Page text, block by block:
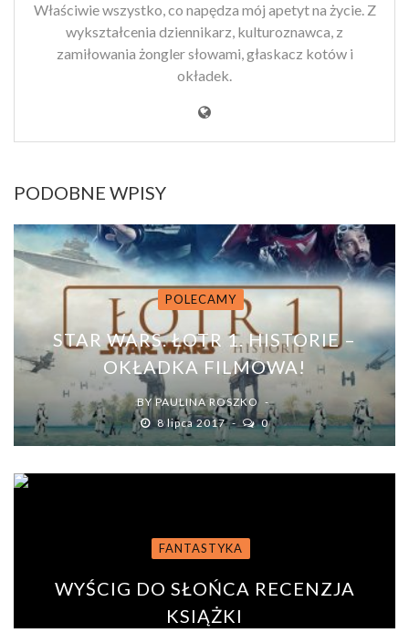
Właściwie wszystko, co napędza mój apetyt na życie. Z
wykształcenia dziennikarz, kulturoznawca, z
zamiłowania żongler słowami, głaskacz kotów i
okładek.
PODOBNE WPISY
POLECAMY
STAR WARS. ŁOTR 1. HISTORIE –
OKŁADKA FILMOWA!
BYPAULINA ROSZKO
8 lipca 2017
0
FANTASTYKA
WYŚCIG DO SŁOŃCA RECENZJA
KSIĄŻKI